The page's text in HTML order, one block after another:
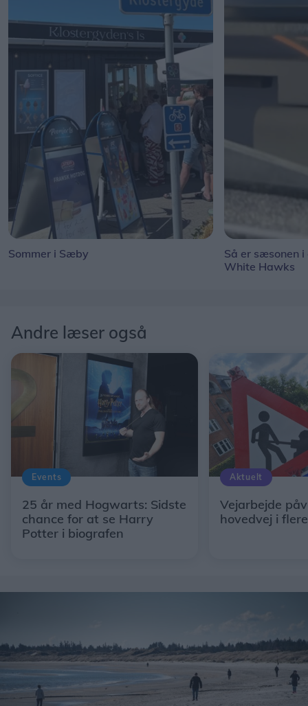
Sommer i Sæby
Så er sæsonen
White Hawks
Andre læser også
Events
25 år med Hogwarts: Sidste
chance for at se Harry
Potter i biografen
Aktuelt
Vejarbejde
hovedvej i